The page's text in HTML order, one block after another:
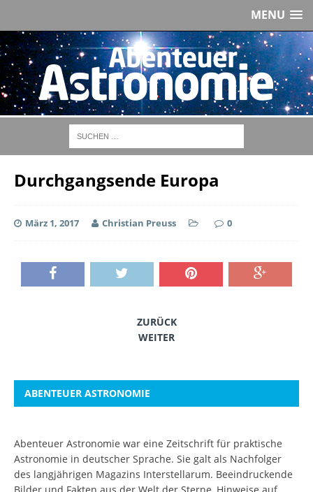
MENU
Durchgangsende Europa
März 1, 2017 Christian Preuss 0
ZURÜCK
WEITER
ABENTEUER ASTRONOMIE
Abenteuer Astronomie war eine Zeitschrift für praktische
Astronomie in deutscher Sprache. Sie galt als Nachfolger
des langjährigen Magazins Interstellarum. Beeindruckende